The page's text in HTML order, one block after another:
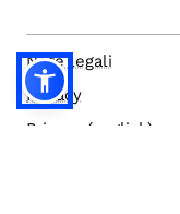
Note legali
Privacy
Privacy (english)